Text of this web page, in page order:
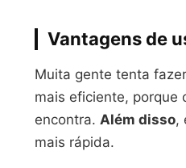
Vantagens de
Muita gente tenta
mais eficiente, porque
encontra. Além disso,
mais rápida.